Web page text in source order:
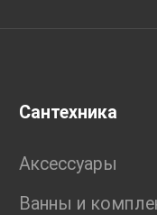
Сантехника
Аксессуары
Ванны и